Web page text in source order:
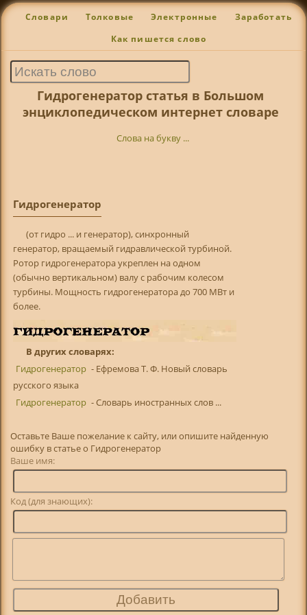
Словари Толковые Электронные Заработать
Как пишется слово
Гидрогенератор статья в Большом
энциклопедическом интернет словаре
Слова на букву ...
Гидрогенератор
(от гидро ... и генератор), синхронный
генератор, вращаемый гидравлической турбиной.
Ротор гидрогенератора укреплен на одном
(обычно вертикальном) валу с рабочим колесом
турбины. Мощность гидрогенератора до 700 МВт и
более.
В других словарях:
Гидрогенератор - Ефремова Т. Ф. Новый словарь
русского языка
Гидрогенератор - Словарь иностранных слов ...
Оставьте Ваше пожелание к сайту, или опишите найденную
ошибку в статье о Гидрогенератор
Ваше имя:
Код (для знающих):